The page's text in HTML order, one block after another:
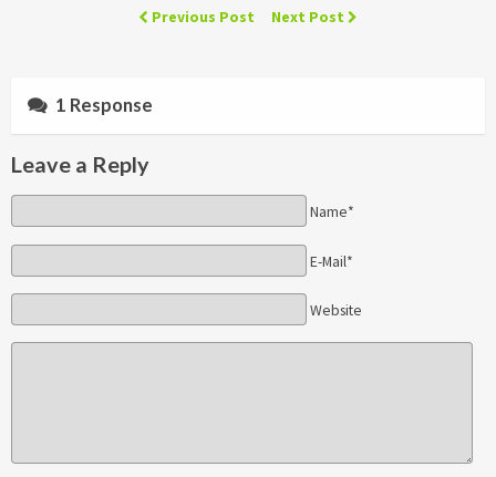
Previous Post Next Post
1 Response
Leave a Reply
Name*
E-Mail*
Website